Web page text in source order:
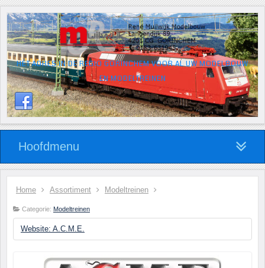
HÉT ADRES IN DE REGIO GORINCHEM VOOR AL UW MODELBOUW
EN MODELTREINEN
Hoofdmenu
Home Assortiment Modeltreinen
Categorie: Modeltreinen
Website: A.C.M.E.